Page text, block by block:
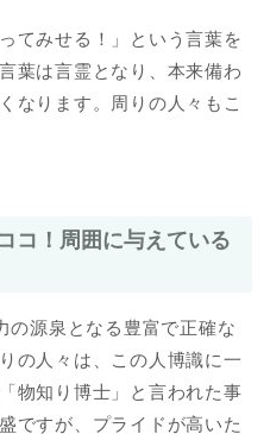
てみせる！」という言葉を
葉は言霊となり、本来備わ
なります。周りの人々もこ
コ！周囲に与えている
の源泉となる豊富で正確な
の人々は、この人博識に一
物知り博士」と言われた事
ですが、プライドが高いた